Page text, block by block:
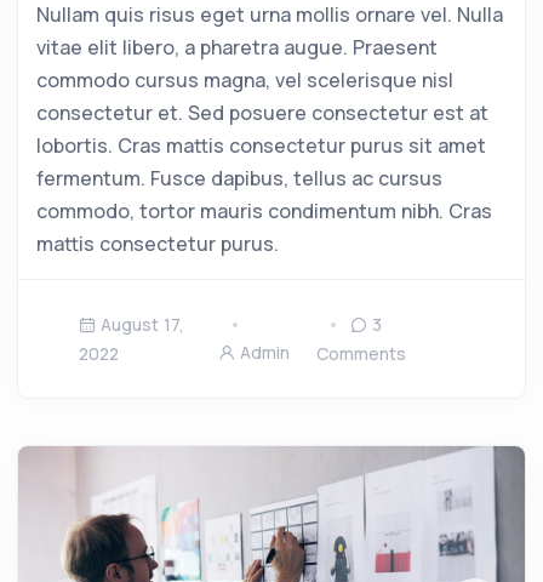
Nullam quis risus eget urna mollis ornare vel. Nulla
vitae elit libero, a pharetra augue. Praesent
commodo cursus magna, vel scelerisque nisl
consectetur et. Sed posuere consectetur est at
lobortis. Cras mattis consectetur purus sit amet
fermentum. Fusce dapibus, tellus ac cursus
commodo, tortor mauris condimentum nibh. Cras
mattis consectetur purus.
August 17,
2022
Admin
3
Comments